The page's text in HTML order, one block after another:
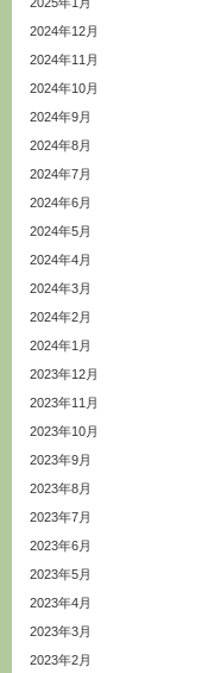
2024年12月
2024年11月
2024年10月
2024年9月
2024年8月
2024年7月
2024年6月
2024年5月
2024年4月
2024年3月
2024年2月
2024年1月
2023年12月
2023年11月
2023年10月
2023年9月
2023年8月
2023年7月
2023年6月
2023年5月
2023年4月
2023年3月
2023年2月